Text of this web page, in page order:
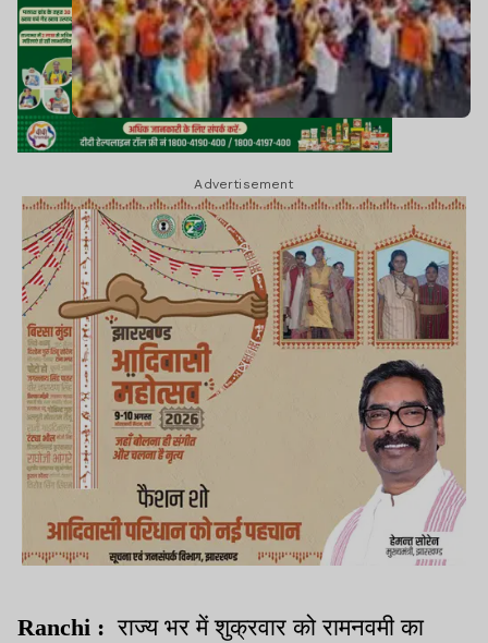
Advertisement
Ranchi :राज्य भर में शुक्रवार को रामनवमी का